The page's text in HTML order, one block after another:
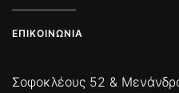
ΕΠΙΚΟΙΝΩΝΊΑ
Σοφοκλέους 52 &